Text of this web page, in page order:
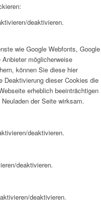
deaktivieren.
wie Google Webfonts, Google
möglicherweise
können Sie diese hier
dieser Cookies die
erheblich beeinträchtigen
der Seite wirksam.
deaktivieren.
deaktivieren.
deaktivieren.